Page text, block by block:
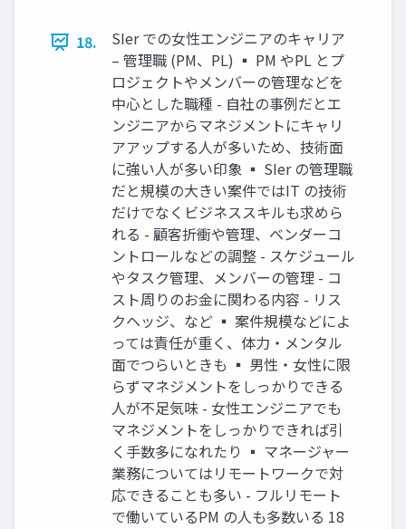
18.
SIer での女性エンジニアのキャリア
– 管理職 (PM、PL) ▪ PM やPL とプ
ロジェクトやメンバーの管理などを
中心とした職種 - 自社の事例だとエ
ンジニアからマネジメントにキャリ
アアップする人が多いため、技術面
に強い人が多い印象 ▪ SIer の管理職
だと規模の大きい案件ではIT の技術
だけでなくビジネススキルも求めら
れる - 顧客折衝や管理、ベンダーコ
ントロールなどの調整 - スケジュール
やタスク管理、メンバーの管理 - コ
スト周りのお金に関わる内容 - リス
クヘッジ、など ▪ 案件規模などによ
っては責任が重く、体力・メンタル
面でつらいときも ▪ 男性・女性に限
らずマネジメントをしっかりできる
人が不足気味 - 女性エンジニアでも
マネジメントをしっかりできれば引
く手数多になれたり ▪ マネージャー
業務についてはリモートワークで対
応できることも多い - フルリモート
で働いているPM の人も多数いる 18